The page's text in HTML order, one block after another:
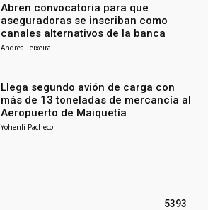
Abren convocatoria para que
aseguradoras se inscriban como
canales alternativos de la banca
Andrea Teixeira
Llega segundo avión de carga con
más de 13 toneladas de mercancía al
Aeropuerto de Maiquetía
Yohenli Pacheco
5393